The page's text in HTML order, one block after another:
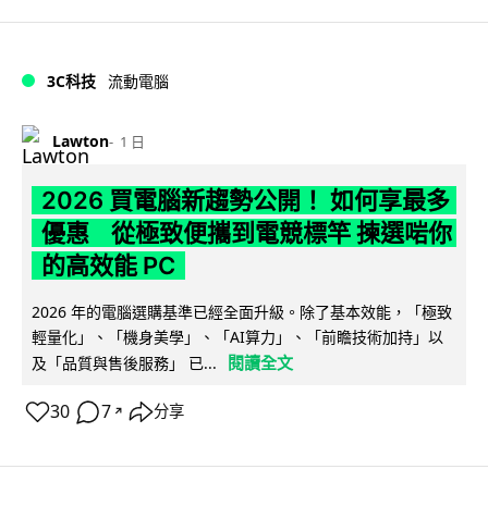
3C科技 流動電腦
Lawton 1 日
2026 買電腦新趨勢公開！ 如何享最多
優惠 從極致便攜到電競標竿 揀選啱你
的高效能 PC
2026 年的電腦選購基準已經全面升級。除了基本效能，「極致
輕量化」、「機身美學」、「AI算力」、「前瞻技術加持」以
及「品質與售後服務」 已...
閱讀全文
30 7 ↗ 分享